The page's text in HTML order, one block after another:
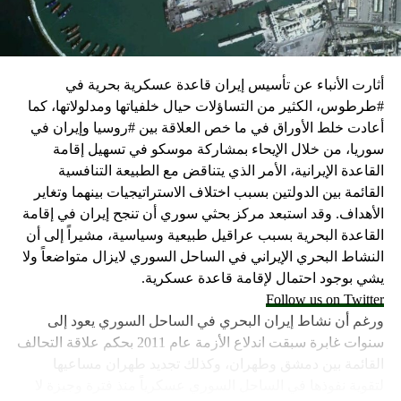
كما وقال بيان من مكتب نتنياهو إنه مصر على بقاء القوات
الإسرائيلية في محور فيلادلفيا “لمنع الإرهابيين من إعادة
التسلح”.
وفي هذا السياق، قال الكاتب والباحث السياسي الفلسطيني
جمال زقوت في حديث لـ”سكاي نيوز عربية”:
حماس ليست عقبة في المفاوضات وأي حديث من هذا
القبيل تجني على الموقف الفلسطيني.
المعضلة الأساسية هي أن نتنياهو يعرض المجتمع
الإسرائيلي والمنطقة للخطر.
حماس وافقت على الإطار الرئيسي الذي قدمه جو بايدن
وقالت إنها وافقت على تصورات يوليو.
حماس تدرك أن وقف إطلاق النار مصلحة لفلسطين
والمنطقة.
أثارت الأنباء عن تأسيس إيران قاعدة عسكرية بحرية في
#طرطوس، الكثير من التساؤلات حيال خلفياتها ومدلولاتها، كما
أعادت خلط الأوراق في ما خص العلاقة بين #روسيا وإيران في
سوريا، من خلال الإيحاء بمشاركة موسكو في تسهيل إقامة
القاعدة الإيرانية، الأمر الذي يتناقض مع الطبيعة التنافسية
القائمة بين الدولتين بسبب اختلاف الاستراتيجيات بينهما وتغاير
الأهداف. وقد استبعد مركز بحثي سوري أن تنجح إيران في إقامة
القاعدة البحرية بسبب عراقيل طبيعية وسياسية، مشيراً إلى أن
النشاط البحري الإيراني في الساحل السوري لايزال متواضعاً ولا
يشي بوجود احتمال لإقامة قاعدة عسكرية.
Follow us on Twitter
ورغم أن نشاط إيران البحري في الساحل السوري يعود إلى
سنوات غابرة سبقت اندلاع الأزمة عام 2011 بحكم علاقة التحالف